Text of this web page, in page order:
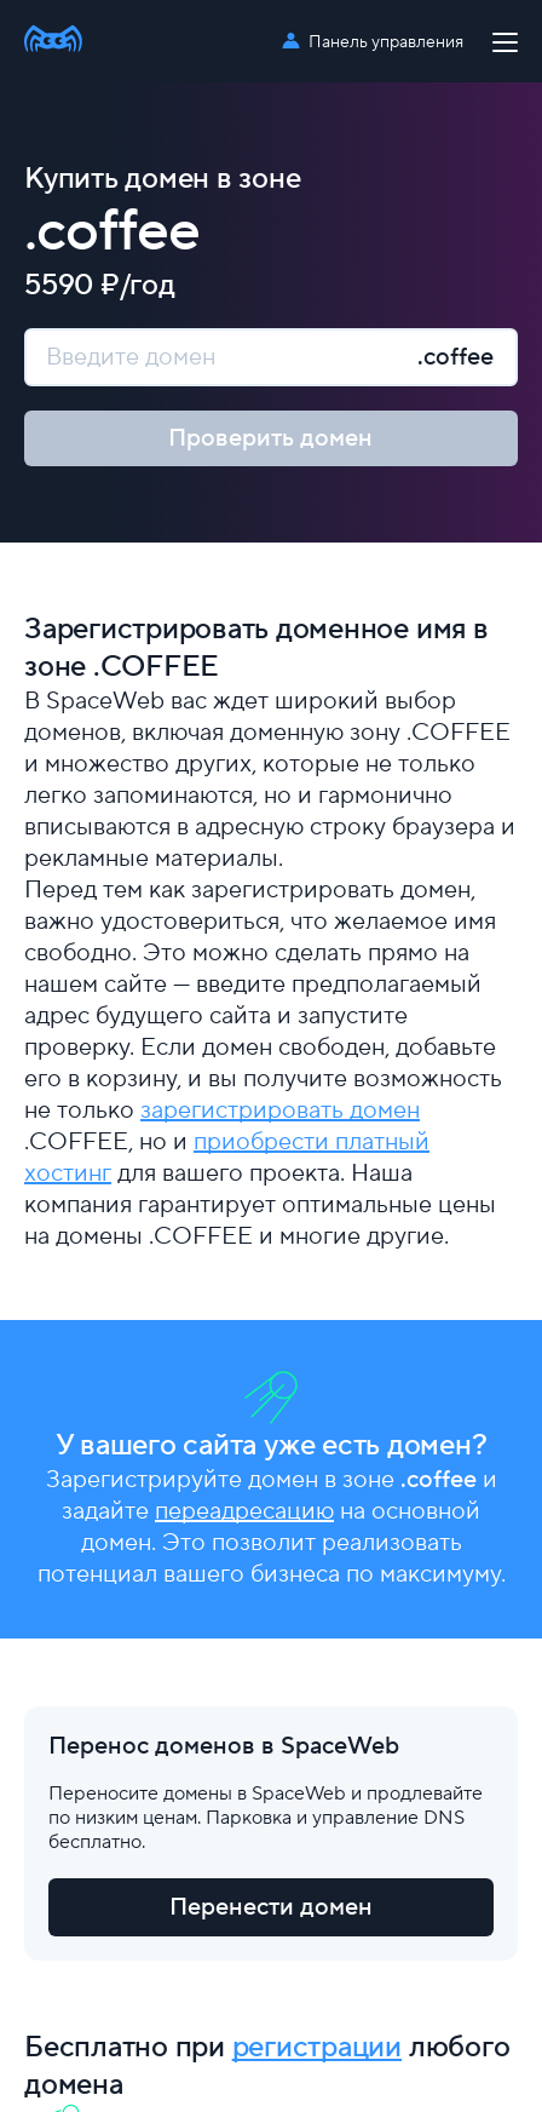
Панель управления
Купить домен в зоне
.coffee
5590 ₽/год
.coffee
Проверить домен
Зарегистрировать доменное имя в
зоне .COFFEE
В SpaceWeb вас ждет широкий выбор
доменов, включая доменную зону .COFFEE
и множество других, которые не только
легко запоминаются, но и гармонично
вписываются в адресную строку браузера и
рекламные материалы.
Перед тем как зарегистрировать домен,
важно удостовериться, что желаемое имя
свободно. Это можно сделать прямо на
нашем сайте — введите предполагаемый
адрес будущего сайта и запустите
проверку. Если домен свободен, добавьте
его в корзину, и вы получите возможность
не только зарегистрировать домен
.COFFEE, но и приобрести платный
хостингдля вашего проекта. Наша
компания гарантирует оптимальные цены
на домены .COFFEE и многие другие.
У вашего сайта уже есть домен?
Зарегистрируйте домен в зоне .coffeeи
задайте переадресацию на основной
домен. Это позволит реализовать
потенциал вашего бизнеса по максимуму.
Перенос доменов в SpaceWeb
Переносите домены в SpaceWeb и продлевайте
по низким ценам. Парковка и управление DNS
бесплатно.
Перенести домен
Бесплатно при регистрации любого
домена